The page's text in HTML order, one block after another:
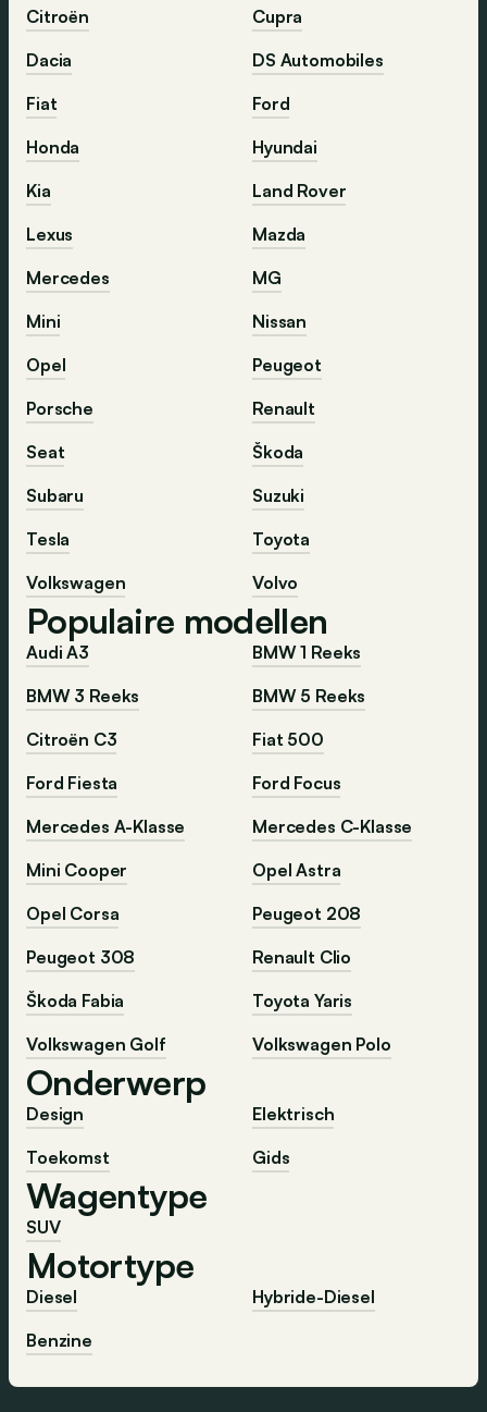
Citroën
Cupra
Dacia
DS Automobiles
Fiat
Ford
Honda
Hyundai
Kia
Land Rover
Lexus
Mazda
Mercedes
MG
Mini
Nissan
Opel
Peugeot
Porsche
Renault
Seat
Škoda
Subaru
Suzuki
Tesla
Toyota
Volkswagen
Volvo
Populaire modellen
Audi A3
BMW 1 Reeks
BMW 3 Reeks
BMW 5 Reeks
Citroën C3
Fiat 500
Ford Fiesta
Ford Focus
Mercedes A-Klasse
Mercedes C-Klasse
Mini Cooper
Opel Astra
Opel Corsa
Peugeot 208
Peugeot 308
Renault Clio
Škoda Fabia
Toyota Yaris
Volkswagen Golf
Volkswagen Polo
Onderwerp
Design
Elektrisch
Toekomst
Gids
Wagentype
SUV
Motortype
Diesel
Hybride-Diesel
Benzine